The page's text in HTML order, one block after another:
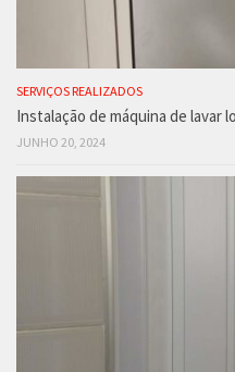
SERVIÇOS REALIZADOS
Instalação de máquina de lavar
JUNHO 20, 2024